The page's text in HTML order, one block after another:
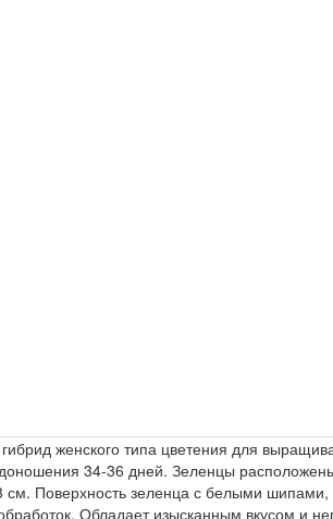
женского типа цветения для
34-36 дней. Зеленцы
Поверхность зеленца с белыми
Обладает изысканным вкусом и